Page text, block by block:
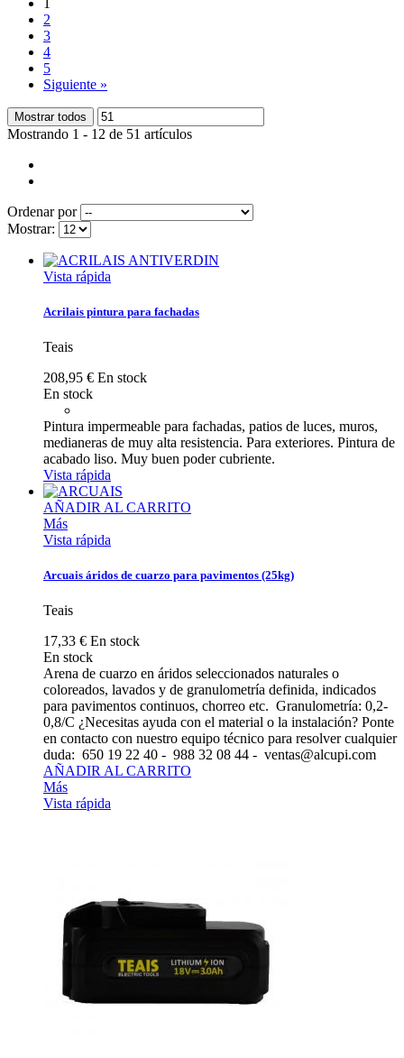
2
3
4
5
Siguiente »
Mostrar todos
Mostrando 1 - 12 de 51 artículos
Ordenar por
Mostrar:
Vista rápida
Acrilais pintura para fachadas
Teais
208,95 € En stock
En stock
Pintura impermeable para fachadas, patios de luces, muros,
medianeras de muy alta resistencia. Para exteriores. Pintura de
acabado liso. Muy buen poder cubriente.
Vista rápida
AÑADIR AL CARRITO
Más
Vista rápida
Arcuais áridos de cuarzo para pavimentos (25kg)
Teais
17,33 € En stock
En stock
Arena de cuarzo en áridos seleccionados naturales o
coloreados, lavados y de granulometría definida, indicados
para pavimentos continuos, chorreo etc. Granulometría: 0,2-
0,8/C ¿Necesitas ayuda con el material o la instalación? Ponte
en contacto con nuestro equipo técnico para resolver cualquier
duda: 650 19 22 40 - 988 32 08 44 - ventas@alcupi.com
AÑADIR AL CARRITO
Más
Vista rápida